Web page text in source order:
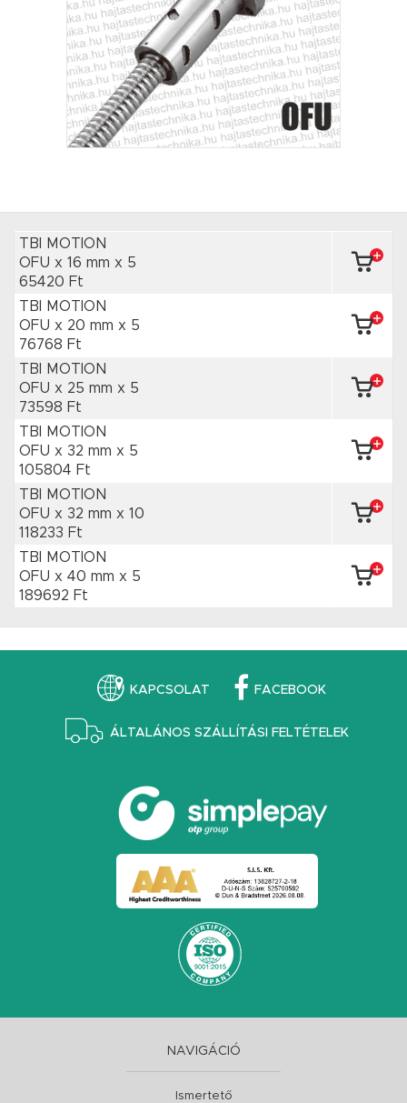
TBI MOTION
OFU x 16 mm x 5
65420 Ft
TBI MOTION
OFU x 20 mm x 5
76768 Ft
TBI MOTION
OFU x 25 mm x 5
73598 Ft
TBI MOTION
OFU x 32 mm x 5
105804 Ft
TBI MOTION
OFU x 32 mm x 10
118233 Ft
TBI MOTION
OFU x 40 mm x 5
189692 Ft
KAPCSOLAT FACEBOOK
ÁLTALÁNOS SZÁLLÍTÁSI FELTÉTELEK
NAVIGÁCIÓ
Ismertető